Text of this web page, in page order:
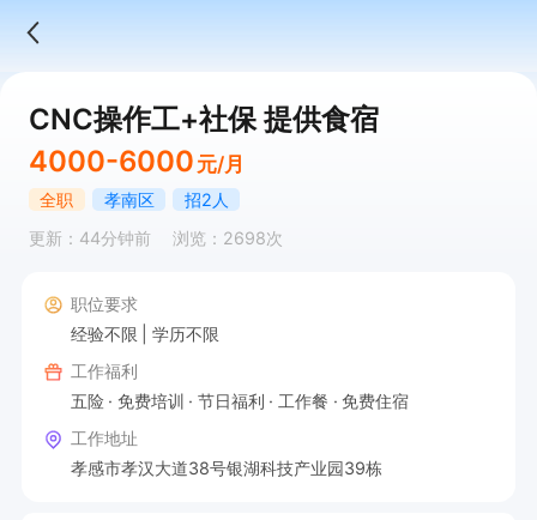
CNC操作工+社保 提供食宿
4000-6000 元/月
全职 孝南区
招2人
更新：44分钟前
浏览：2698次
职位要求
经验不限
学历不限
工作福利
五险
免费培训 节日福利 工作餐
免费住宿
工作地址
孝感市孝汉大道38号银湖科技产业园39栋